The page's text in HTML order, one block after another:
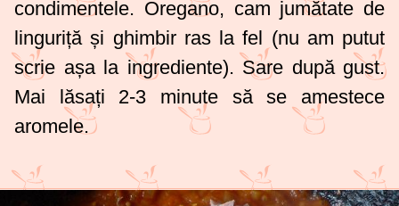
condimentele. Oregano, cam jumătate de
linguriță și ghimbir ras la fel (nu am putut
scrie așa la ingrediente). Sare după gust.
Mai lăsați 2-3 minute să se amestece
aromele.